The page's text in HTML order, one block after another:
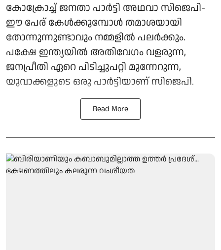
കോക്രോച്ച് ജനതാ പാർട്ടി അഥവാ സിജെപി-
ഈ പേര് കേൾക്കുമ്പോൾ തമാശയായി
തോന്നുന്നുണ്ടാവും നമ്മളിൽ പലർക്കും.
പക്ഷേ ഇന്ത്യയിൽ അതിവേഗം വളരുന്ന,
ജനപ്രീതി ഏറെ പിടിച്ചുപറ്റി മുന്നേറുന്ന,
യുവാക്കളുടെ ഒരു പാർട്ടിയാണ് സിജെപി.
Read More